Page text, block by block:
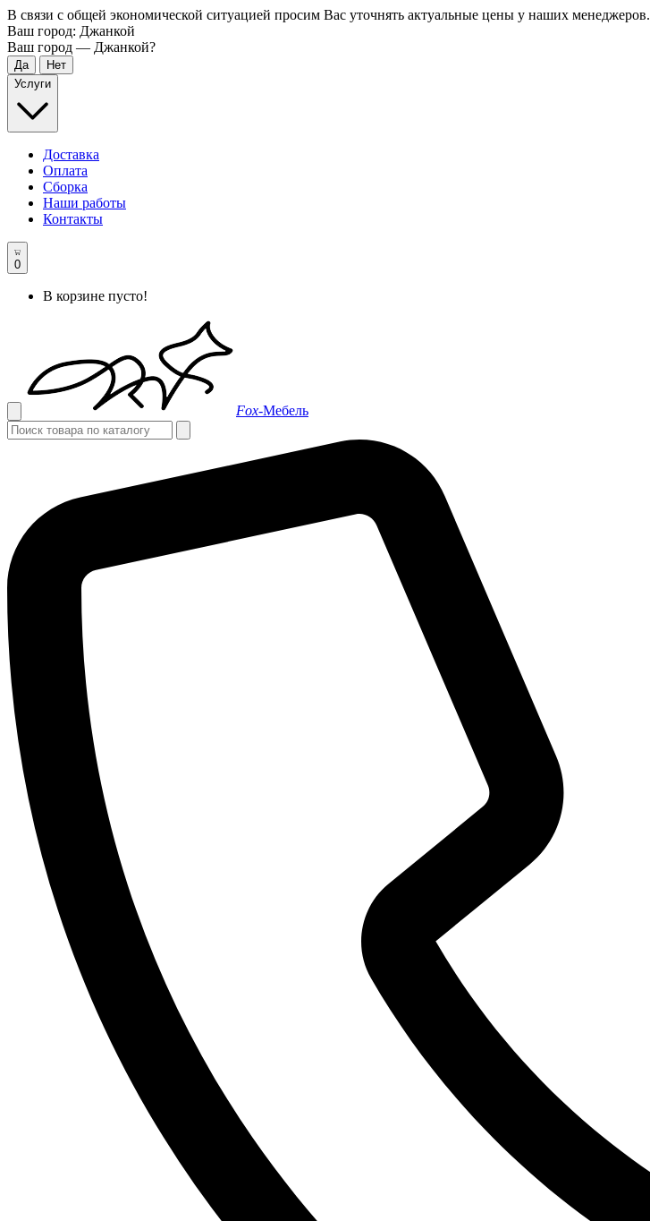
В связи с общей экономической ситуацией просим Вас уточнять актуальные цены у наших менеджеров.
Ваш город: Джанкой
Ваш город — Джанкой?
Услуги
Доставка
Оплата
Сборка
Наши работы
Контакты
0
В корзине пусто!
Fox-Мебель